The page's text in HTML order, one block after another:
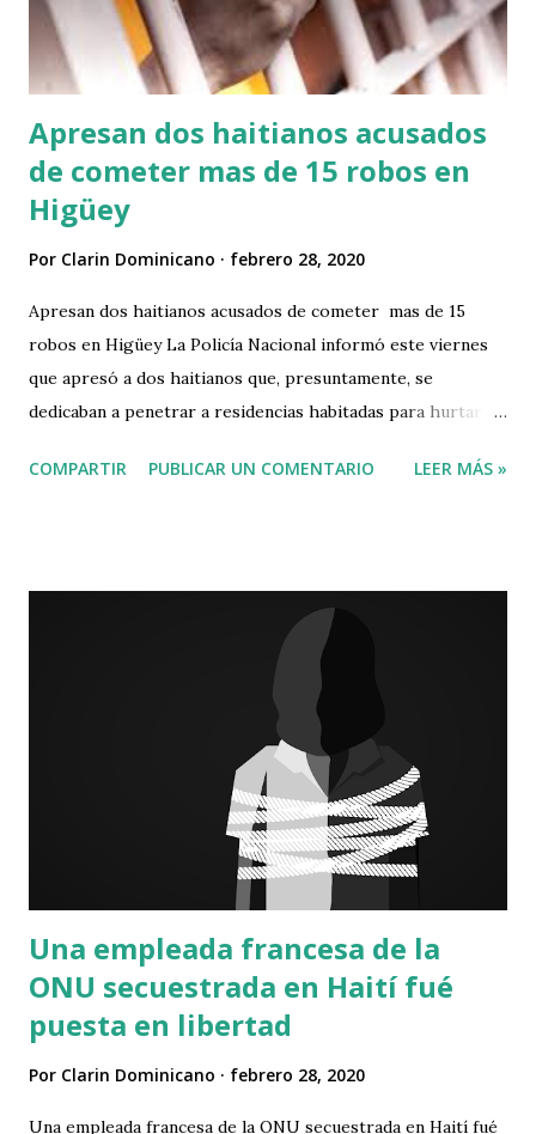
Apresan dos haitianos acusados
de cometer mas de 15 robos en
Higüey
Por Clarin Dominicano febrero 28, 2020
Apresan dos haitianos acusados de cometer mas de 15
robos en Higüey La Policía Nacional informó este viernes
que apresó a dos haitianos que, presuntamente, se
dedicaban a penetrar a residencias habitadas para hurtar
comunicado que los apresados son Joel Cherry (el Tuerto),
Villa Esperanza, Brisas del Llano, entre otros. Los
detenidos penetraban a las residencias violentando puertas
y ventas de donde sustraían lavadoras, tanques de gas,
licuadoras, Tablet, dinero y otros artículos de valor, indica
la Policía. Los imputados serán puestos a disposición de la
justicia en las próximas horas. Mas información aquí
COMPARTIR PUBLICAR UN COMENTARIO LEER MÁS »
Una empleada francesa de la
ONU secuestrada en Haití fué
puesta en libertad
Por Clarin Dominicano febrero 28, 2020
Una empleada francesa de la ONU secuestrada en Haití fué